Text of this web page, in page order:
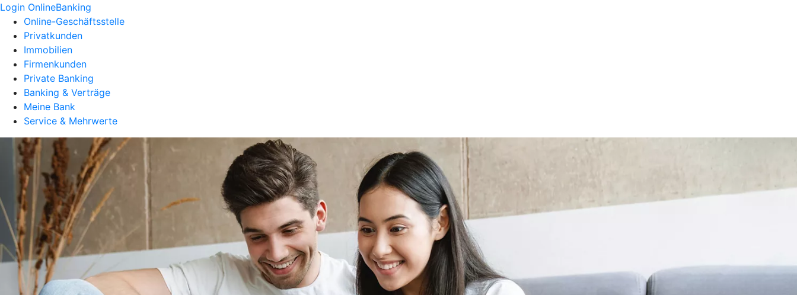
Login OnlineBanking
Online-Geschäftsstelle
Privatkunden
Immobilien
Firmenkunden
Private Banking
Banking & Verträge
Meine Bank
Service & Mehrwerte